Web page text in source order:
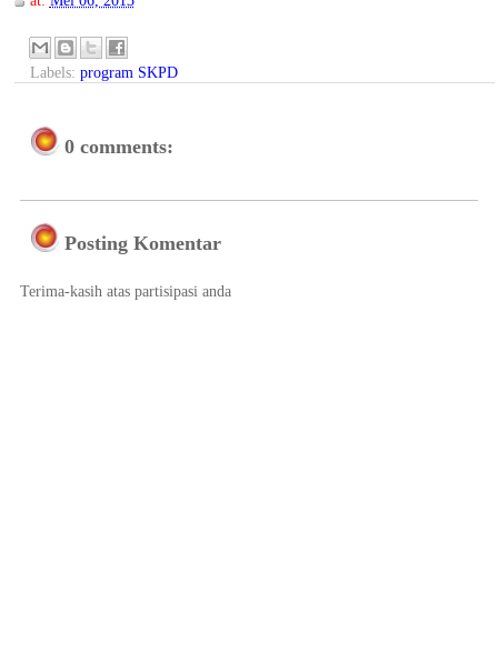
Labels: program SKPD
0 comments:
Posting Komentar
Terima-kasih atas partisipasi anda